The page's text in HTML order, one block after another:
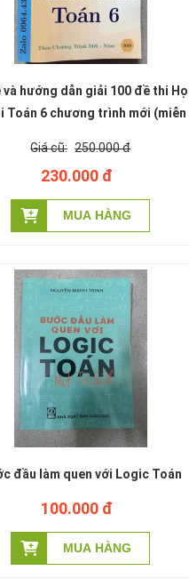
và hướng dẫn giải 100 đề thi
Toán 6 chương trình mới (miễn
250.000 đ
230.000 đ
đầu làm quen với Logic Toán
100.000 đ